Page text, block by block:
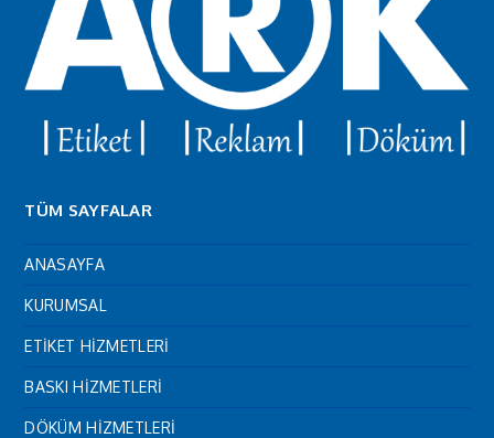
TÜM SAYFALAR
ANASAYFA
KURUMSAL
ETİKET HİZMETLERİ
BASKI HİZMETLERİ
DÖKÜM HİZMETLERİ